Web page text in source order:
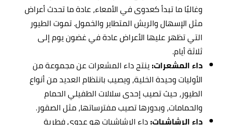
وغالبًا ما تبدأ كعدوى في الأمعاء، عادة ما تحدث أعراض
مثل الإسهال والريش المتطاير والخمول. تموت الطيور
التي تظهر عليها الأعراض عادة في غضون يوم إلى
ثلاثة أيام.
داء المشعرات:ينتج داء المشعرات عن مجموعة من
الأوليات وحيدة الخلية، ويصيب بانتظام العديد من أنواع
الطيور، حيث تصيب إحدى سلالات الطفيلي الحمام
والحمامات، وبدورها تصيب مفترساتها، مثل الصقور.
داء الرشاشيات:داء الرشاشيات هو عدوى فطرية